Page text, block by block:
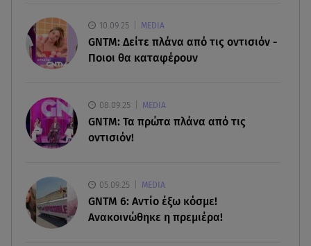
10.08.26 , 10:24
Νίκος Καλογερόπουλος: Το «αντίο» του
καλλιτεχνικού κόσμου στον ηθοποιό
Πάρος: «Ήμουν πάντα πάνω από την πισίνα» - Τι
ισχυρίζεται ο ιδιοκτήτης
body workout!
10.09.25 MEDIA
GNTM: Δείτε πλάνα από τις οντισιόν -
Ποιοι θα καταφέρουν
08.09.25 MEDIA
GNTM: Τα πρώτα πλάνα από τις
οντισιόν!
05.09.25 MEDIA
GNTM 6: Αντίο έξω κόσμε!
Ανακοινώθηκε η πρεμιέρα!